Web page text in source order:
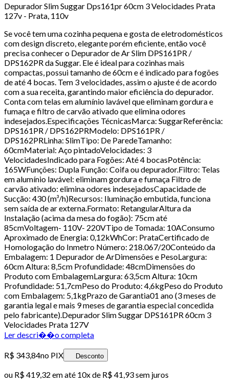
Depurador Slim Suggar Dps161pr 60cm 3 Velocidades Prata
127v - Prata, 110v
Se você tem uma cozinha pequena e gosta de eletrodomésticos
com design discreto, elegante porém eficiente, então você
precisa conhecer o Depurador de Ar Slim DPS161PR /
DPS162PR da Suggar. Ele é ideal para cozinhas mais
compactas, possui tamanho de 60cm e é indicado para fogões
de até 4 bocas. Tem 3 velocidades, assim o ajuste é de acordo
com a sua receita, garantindo maior eficiência do depurador.
Conta com telas em alumínio lavável que eliminam gordura e
fumaça e filtro de carvão ativado que elimina odores
indesejados.Especificações TécnicasMarca: SuggarReferência:
DPS161PR / DPS162PRModelo: DPS161PR /
DPS162PRLinha: SlimTipo: De ParedeTamanho:
60cmMaterial: Aço pintadoVelocidades: 3
VelocidadesIndicado para Fogões: Até 4 bocasPotência:
165WFunções: Dupla Função: Coifa ou depurador.Filtro: Telas
em alumínio lavável: eliminam gordura e fumaça Filtro de
carvão ativado: elimina odores indesejadosCapacidade de
Sucção: 430 (m³/h)Recursos: Iluminação embutida, funciona
sem saída de ar externa.Formato: RetangularAltura da
Instalação (acima da mesa do fogão): 75cm até
85cmVoltagem- 110V- 220VTipo de Tomada: 10AConsumo
Aproximado de Energia: 0,12kWhCor: PrataCertificado de
Homologação do Inmetro Número: 218.067/20Conteúdo da
Embalagem: 1 Depurador de ArDimensões e PesoLargura:
60cm Altura: 8,5cm Profundidade: 48cmDimensões do
Produto com EmbalagemLargura: 63,5cm Altura: 10cm
Profundidade: 51,7cmPeso do Produto: 4,6kgPeso do Produto
com Embalagem: 5,1kgPrazo de Garantia01 ano (3 meses de
garantia legal e mais 9 meses de garantia especial concedida
pelo fabricante).Depurador Slim Suggar DPS161PR 60cm 3
Velocidades Prata 127V
Ler descri��o completa
R$ 343,84no PIX Desconto
ou R$ 419,32 em até 10x de R$ 41,93 sem juros